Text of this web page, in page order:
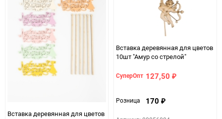
Вставка деревянная для цветов
Вставка деревянная для цветов
10шт "Амур со стрелой"
СуперОпт 127,50 ₽
Розница 170 ₽